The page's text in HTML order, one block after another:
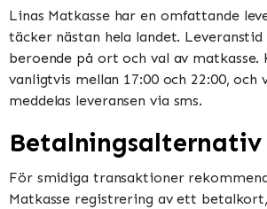
Linas Matkasse har en omfattande
täcker nästan hela landet.
beroende på ort och val av matkasse.
vanligtvis mellan 17:00 och 22:00, och
meddelas leveransen via sms.
Betalningsalternativ
För smidiga transaktioner
Matkasse registrering av ett